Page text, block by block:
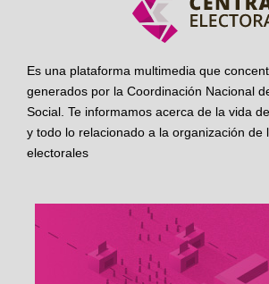
Es una plataforma multimedia que
generados por la Coordinación Nacional
Social. Te informamos acerca de la vida
y todo lo relacionado a la organización de
electorales